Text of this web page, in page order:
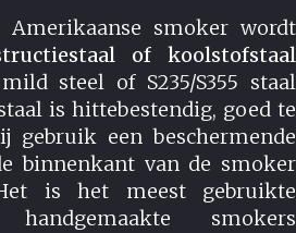
smoker wordt
of koolstofstaal
steel of S235/S355 staal
is hittebestendig, goed te
gebruik een beschermende
binnenkant van de smoker
is het meest gebruikte
smokers